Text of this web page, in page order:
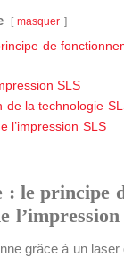
masquer
de
SLS
de la technologie
l’impression SLS
: le principe
l’impression
grâce à un